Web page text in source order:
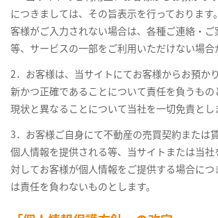
につきましては、その旨表示を行っております
客様がご入力されない場合は、各種ご連絡・ご
等、サービスの一部をご利用いただけない場合
2．お客様は、当サイトにてお客様からお預か
新かつ正確であることについて責任を負うも
現状と異なることについて当社を一切免責とし
3．お客様ご自身にて不動産の売買契約または
個人情報を提供される等、当サイトまたは当
対してお客様が個人情報をご提供する場合に
は責任を負わないものとします。